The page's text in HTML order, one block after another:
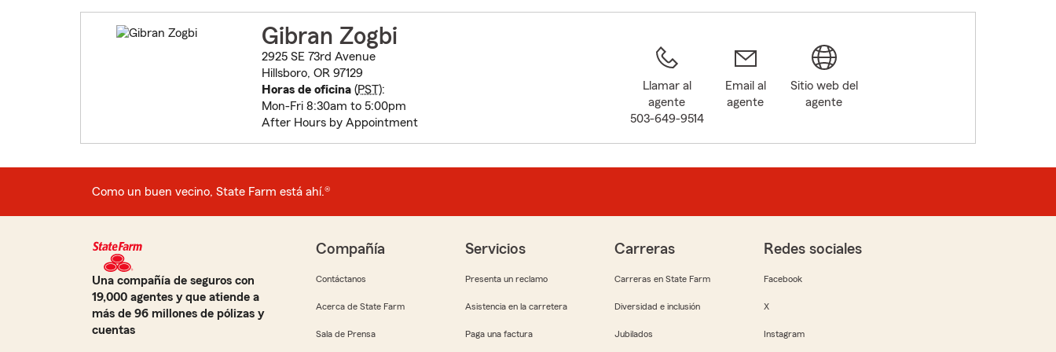
Gibran Zogbi
2925 SE 73rd Avenue
Hillsboro, OR 97129
Horas de oficina(PST):
Mon-Fri 8:30am to 5:00pm
After Hours by Appointment
Llamar al
agente
503-649-9514
Email al
agente
Sitio web del
agente
Como un buen vecino, State Farm está ahí.®
Una compañía de seguros con
19,000 agentes y que atiende a
más de 96 millones de pólizas y
cuentas
Compañía
Contáctanos
Acerca de State Farm
Sala de Prensa
Servicios
Presenta un reclamo
Asistencia en la carretera
Paga una factura
Carreras
Carreras en State Farm
Diversidad e inclusión
Jubilados
Redes sociales
Facebook
X
Instagram